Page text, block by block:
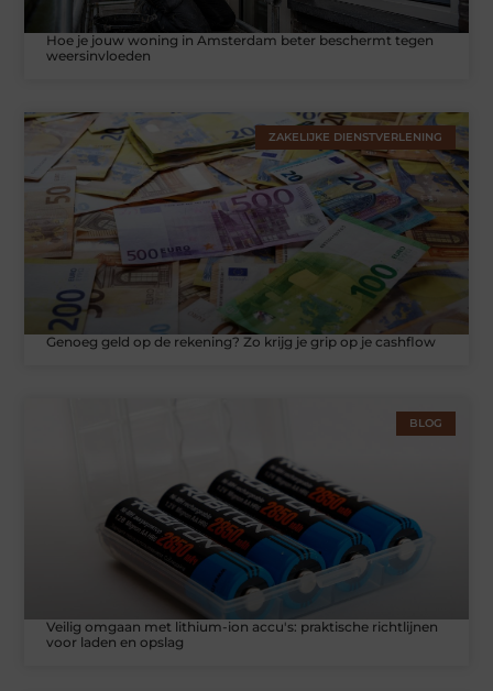
Hoe je jouw woning in Amsterdam beter beschermt tegen
weersinvloeden
ZAKELIJKE DIENSTVERLENING
Genoeg geld op de rekening? Zo krijg je grip op je cashflow
BLOG
Veilig omgaan met lithium-ion accu's: praktische richtlijnen
voor laden en opslag